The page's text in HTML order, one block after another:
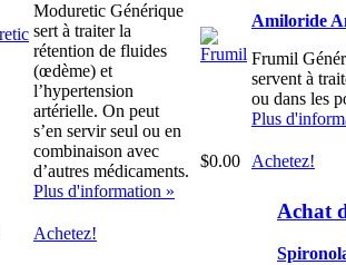
Moduretic Générique
sert à traiter la
rétention de fluides
(œdème) et
l’hypertension
artérielle. On peut
s’en servir seul ou en
combinaison avec
d’autres médicaments.
Plus d'information »
Achetez!
Amiloride
Frumil
servent à
ou dans les
Plus
$0.00 Achetez!
Achat